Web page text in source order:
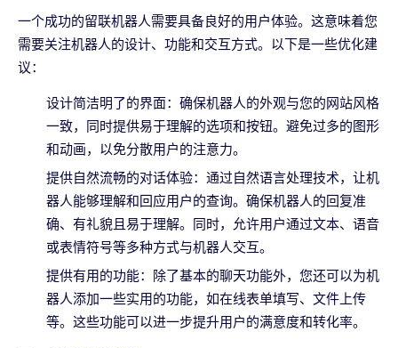
一个成功的留联机器人需要具备良好的用户体验。这意味着您
需要关注机器人的设计、功能和交互方式。以下是一些优化建
议：
设计简洁明了的界面：确保机器人的外观与您的网站风格
一致，同时提供易于理解的选项和按钮。避免过多的图形
和动画，以免分散用户的注意力。
提供自然流畅的对话体验：通过自然语言处理技术，让机
器人能够理解和回应用户的查询。确保机器人的回复准
确、有礼貌且易于理解。同时，允许用户通过文本、语音
或表情符号等多种方式与机器人交互。
提供有用的功能：除了基本的聊天功能外，您还可以为机
器人添加一些实用的功能，如在线表单填写、文件上传
等。这些功能可以进一步提升用户的满意度和转化率。